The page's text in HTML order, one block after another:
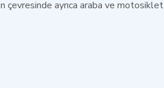
çevresinde ayrıca araba ve motosiklet